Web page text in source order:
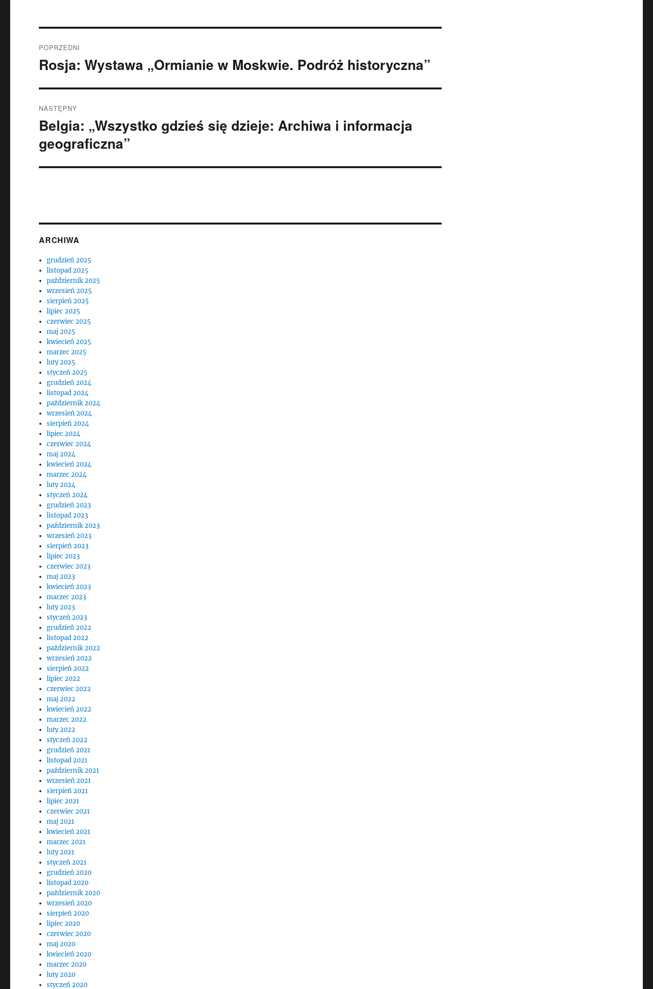
wpisu
POPRZEDNI
Poprzedni
Rosja: Wystawa „Ormianie w Moskwie. Podróż historyczna”
NASTĘPNY
Następny
Belgia: „Wszystko gdzieś się dzieje: Archiwa i informacja
geograficzna”
ARCHIWA
grudzień 2025
listopad 2025
październik 2025
wrzesień 2025
sierpień 2025
lipiec 2025
czerwiec 2025
maj 2025
kwiecień 2025
marzec 2025
luty 2025
styczeń 2025
grudzień 2024
listopad 2024
październik 2024
wrzesień 2024
sierpień 2024
lipiec 2024
czerwiec 2024
maj 2024
kwiecień 2024
marzec 2024
luty 2024
styczeń 2024
grudzień 2023
listopad 2023
październik 2023
wrzesień 2023
sierpień 2023
lipiec 2023
czerwiec 2023
maj 2023
kwiecień 2023
marzec 2023
luty 2023
styczeń 2023
grudzień 2022
listopad 2022
październik 2022
wrzesień 2022
sierpień 2022
lipiec 2022
czerwiec 2022
maj 2022
kwiecień 2022
marzec 2022
luty 2022
styczeń 2022
grudzień 2021
listopad 2021
październik 2021
wrzesień 2021
sierpień 2021
lipiec 2021
czerwiec 2021
maj 2021
kwiecień 2021
marzec 2021
luty 2021
styczeń 2021
grudzień 2020
listopad 2020
październik 2020
wrzesień 2020
sierpień 2020
lipiec 2020
czerwiec 2020
maj 2020
kwiecień 2020
marzec 2020
luty 2020
styczeń 2020